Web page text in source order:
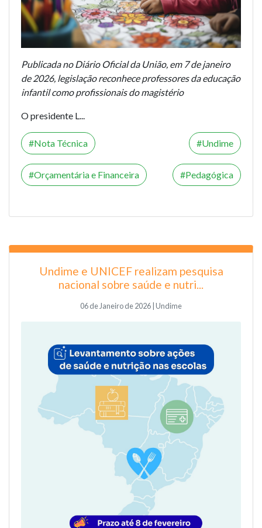
Publicada no Diário Oficial da União, em 7 de janeiro
de 2026, legislação reconhece professores da educação
infantil como profissionais do magistério
O presidente L...
Nota Técnica Undime
Orçamentária e Financeira Pedagógica
Undime e UNICEF realizam pesquisa
nacional sobre saúde e nutri...
06 de Janeiro de 2026 | Undime